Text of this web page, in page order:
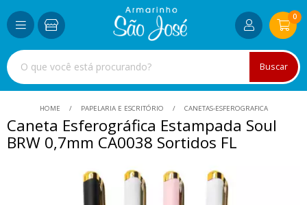
Buscar
0
HOME PAPELARIA E ESCRITÓRIO CANETAS-ESFEROGRAFICA
Caneta Esferográfica Estampada Soul
BRW 0,7mm CA0038 Sortidos FL